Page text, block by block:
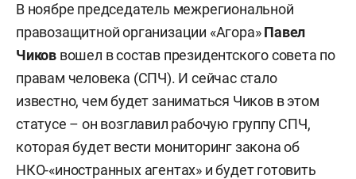
В ноябре председатель межрегиональной
правозащитной организации «Агора»Павел
Чиков вошел в состав президентского совета по
правам человека (СПЧ). И сейчас стало
известно, чем будет заниматься Чиков в этом
статусе – он возглавил рабочую группу СПЧ,
которая будет вести мониторинг закона об
НКО-«иностранных агентах» и будет готовить